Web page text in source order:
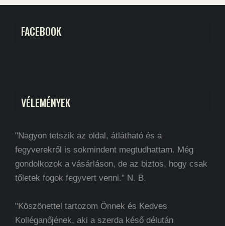
FACEBOOK
VÉLEMÉNYEK
"Nagyon tetszik az oldal, átlátható és a
fegyverekről is sokmindent megtudhattam. Még
gondolkozok a vásárláson, de az biztos, hogy csak
tőletek fogok fegyvert venni." N. B.
"Köszönettel tartozom Önnek és Kedves
Kolléganőjének, aki a szerda késő délután